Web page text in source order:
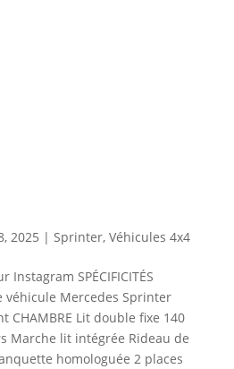
2025 | Sprinter, Véhicules 4x4
Instagram SPÉCIFICITÉS
véhicule Mercedes Sprinter
CHAMBRE Lit double fixe 140
Marche lit intégrée Rideau de
homologuée 2 places